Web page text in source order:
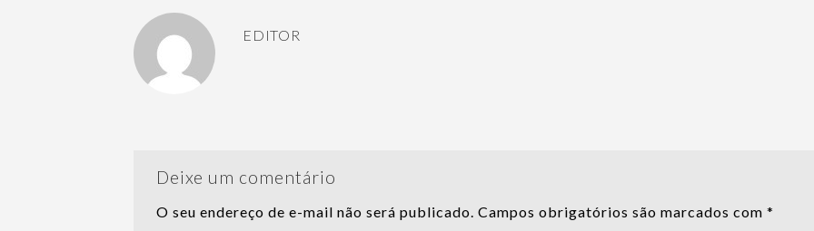
EDITOR
Deixe um comentário
O seu endereço de e-mail não será publicado. Campos obrigatórios são marcados com *